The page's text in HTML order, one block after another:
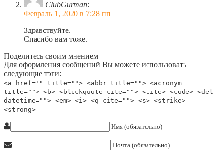
ClubGurman:
Февраль 1, 2020 в 7:28 пп
Здравствуйте.
Спасибо вам тоже.
Поделитесь своим мнением
Для оформления сообщений Вы можете использовать
следующие тэги:
<a href="" title=""> <abbr title=""> <acronym
title=""> <b> <blockquote cite=""> <cite> <code> <del
datetime=""> <em> <i> <q cite=""> <s> <strike>
<strong>
Имя (обязательно)
Почта (обязательно)